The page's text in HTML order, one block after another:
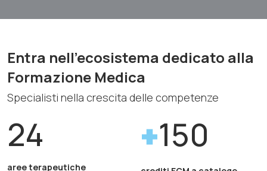
Entra nell'ecosistema dedicato alla
Formazione Medica
Specialisti nella crescita delle competenze
24
aree terapeutiche
150